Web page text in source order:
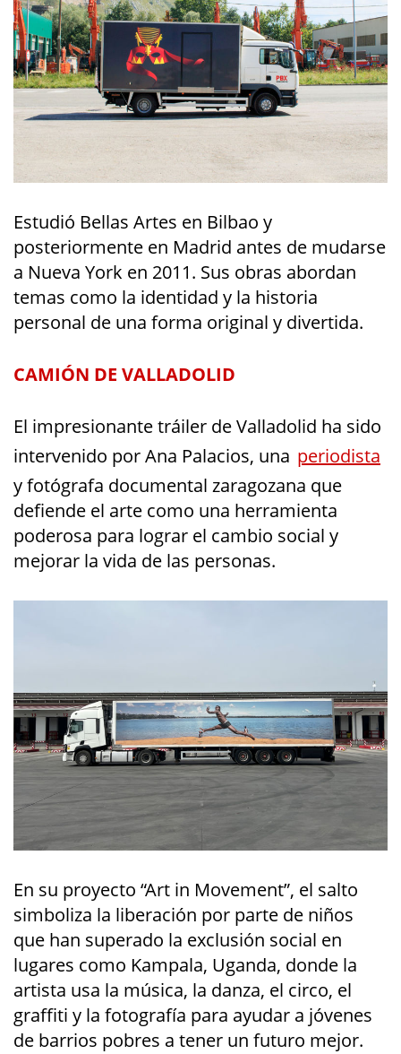
Estudió Bellas Artes en Bilbao y
posteriormente en Madrid antes de mudarse
a Nueva York en 2011. Sus obras abordan
temas como la identidad y la historia
personal de una forma original y divertida.
CAMIÓN DE VALLADOLID
El impresionante tráiler de Valladolid ha sido
intervenido por Ana Palacios, una periodista
y fotógrafa documental zaragozana que
defiende el arte como una herramienta
poderosa para lograr el cambio social y
mejorar la vida de las personas.
En su proyecto “Art in Movement”, el salto
simboliza la liberación por parte de niños
que han superado la exclusión social en
lugares como Kampala, Uganda, donde la
artista usa la música, la danza, el circo, el
graffiti y la fotografía para ayudar a jóvenes
de barrios pobres a tener un futuro mejor.